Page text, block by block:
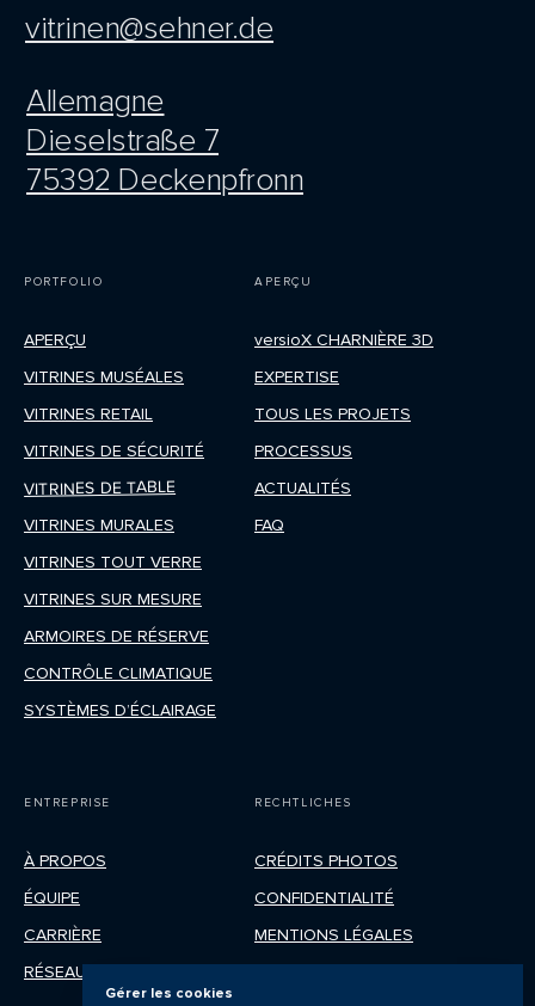
Allemagne
Dieselstraße 7
75392 Deckenpfronn
vitrinen@sehner.de
CRÉDITS PHOTOS
CONFIDENTIALITÉ
MENTIONS LÉGALES
RÉSEAU
CARRIÈRE
ÉQUIPE
À PROPOS
FAQ
ACTUALITÉS
PROCESSUS
TOUS LES PROJETS
EXPERTISE
versioX CHARNIÈRE 3D
VITRINES DE SÉCURITÉ
VITRINES RETAIL
VITRINES MUSÉALES
APERÇU
VITRINES SUR MESURE
VITRINES TOUT VERRE
VITRINES MURALES
SYSTÈMES D’ÉCLAIRAGE
CONTRÔLE CLIMATIQUE
ARMOIRES DE RÉSERVE
VITRINES DE TABLE
PORTFOLIO APERÇU
ENTREPRISE RECHTLICHES
Gérer les cookies